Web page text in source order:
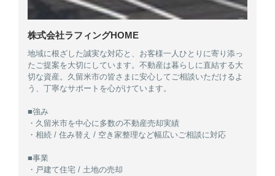
株式会社ラフィングHOME
地域に根ざした誠実な対応と、お客様一人ひとりに寄り添っ
たご提案を大切にしています。不動産は暮らしに直結する大
切な資産。久留米市の皆さまに安心してご相談いただけるよ
う、丁寧なサポートを心がけています。
■強み
・久留米市を中心に多数の不動産売却実績
・相続 / 住み替え / 空き家整理など幅広いご相談に対応
■事業
・戸建て住宅 / 土地の売却